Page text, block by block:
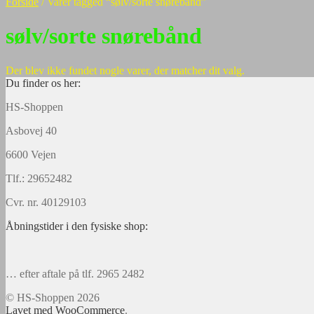
sølv/sorte snørebånd
Der blev ikke fundet nogle varer, der matcher dit valg.
Du finder os her:
HS-Shoppen
Asbovej 40
6600 Vejen
Tlf.: 29652482
Cvr. nr. 40129103
Åbningstider i den fysiske shop:
… efter aftale på tlf. 2965 2482
© HS-Shoppen 2026
Lavet med WooCommerce.